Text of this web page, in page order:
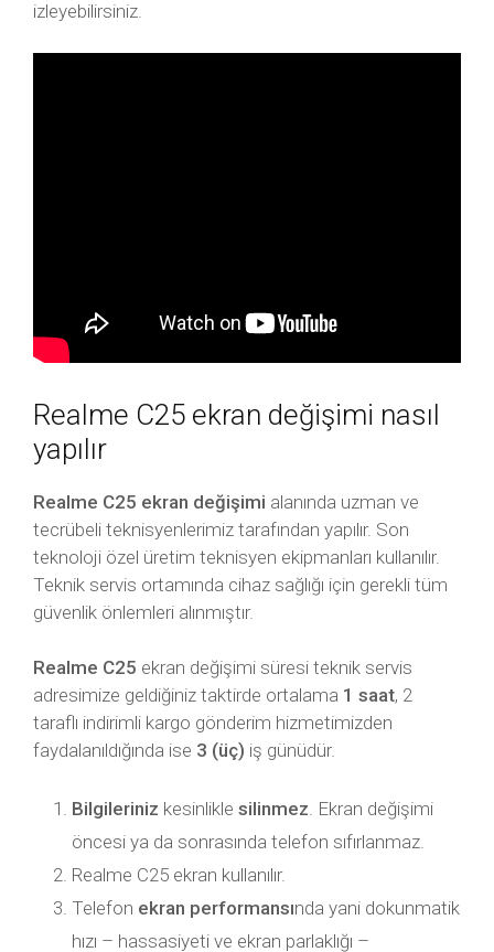
izleyebilirsiniz.
Realme C25 ekran değişimi nasıl
yapılır
Realme C25 ekran değişimi alanında uzman ve
tecrübeli teknisyenlerimiz tarafından yapılır. Son
teknoloji özel üretim teknisyen ekipmanları kullanılır.
Teknik servis ortamında cihaz sağlığı için gerekli tüm
güvenlik önlemleri alınmıştır.
Realme C25 ekran değişimi süresi teknik servis
adresimize geldiğiniz taktirde ortalama 1 saat, 2
taraflı indirimli kargo gönderim hizmetimizden
faydalanıldığında ise 3 (üç) iş günüdür.
Bilgileriniz kesinlikle silinmez. Ekran değişimi
öncesi ya da sonrasında telefon sıfırlanmaz.
Realme C25 ekran kullanılır.
Telefon ekran performansında yani dokunmatik
hızı – hassasiyeti ve ekran parlaklığı –